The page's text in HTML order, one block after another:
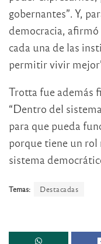
gobernantes”. Y,
democracia,
cada una de las
permitir vivir
Trotta fue además
“Dentro del
para que pueda
porque tiene un
sistema
Temas: Destacadas